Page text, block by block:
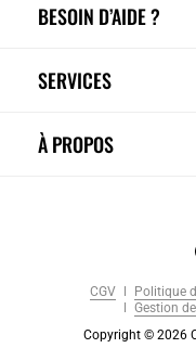
BESOIN D’AIDE ?
SERVICES
À PROPOS
CGV Politique
Gestion
Copyright © 2026